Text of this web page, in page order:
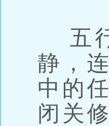
五行
静，
中的
闭关